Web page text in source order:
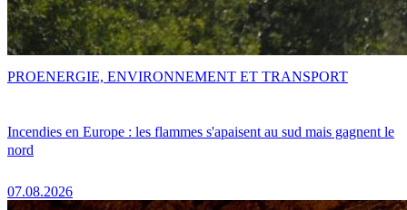
Incendies en Europe : les flammes s'apaisent au sud mais gagnent le
nord
07.08.2026
PROENERGIE, ENVIRONNEMENT ET TRANSPORT